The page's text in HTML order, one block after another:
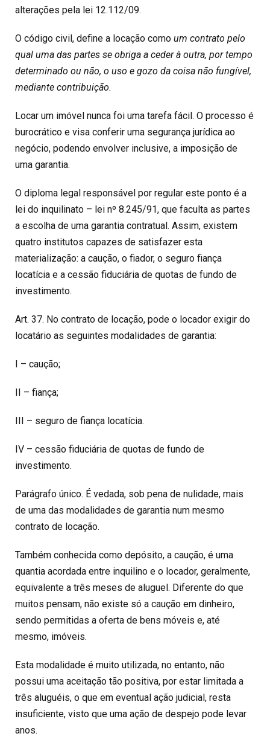
alterações pela lei 12.112/09.
O código civil, define a locação como um contrato pelo
qual uma das partes se obriga a ceder à outra, por tempo
determinado ou não, o uso e gozo da coisa não fungível,
mediante contribuição.
Locar um imóvel nunca foi uma tarefa fácil. O processo é
burocrático e visa conferir uma segurança jurídica ao
negócio, podendo envolver inclusive, a imposição de
uma garantia.
O diploma legal responsável por regular este ponto é a
lei do inquilinato – lei nº 8.245/91, que faculta as partes
a escolha de uma garantia contratual. Assim, existem
quatro institutos capazes de satisfazer esta
materialização: a caução, o fiador, o seguro fiança
locatícia e a cessão fiduciária de quotas de fundo de
investimento.
Art. 37. No contrato de locação, pode o locador exigir do
locatário as seguintes modalidades de garantia:
I – caução;
II – fiança;
III – seguro de fiança locatícia.
IV – cessão fiduciária de quotas de fundo de
investimento.
Parágrafo único. É vedada, sob pena de nulidade, mais
de uma das modalidades de garantia num mesmo
contrato de locação.
Também conhecida como depósito, a caução, é uma
quantia acordada entre inquilino e o locador, geralmente,
equivalente a três meses de aluguel. Diferente do que
muitos pensam, não existe só a caução em dinheiro,
sendo permitidas a oferta de bens móveis e, até
mesmo, imóveis.
Esta modalidade é muito utilizada, no entanto, não
possui uma aceitação tão positiva, por estar limitada a
três aluguéis, o que em eventual ação judicial, resta
insuficiente, visto que uma ação de despejo pode levar
anos.